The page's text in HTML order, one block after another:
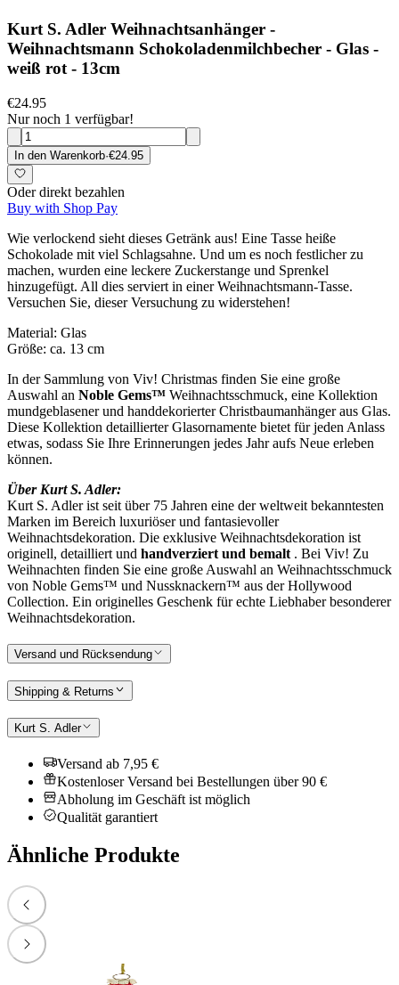
Kurt S. Adler Weihnachtsanhänger -
Weihnachtsmann Schokoladenmilchbecher - Glas -
weiß rot - 13cm
€24.95
Nur noch 1 verfügbar!
In den Warenkorb·€24.95
Oder direkt bezahlen
Buy with Shop Pay
Wie verlockend sieht dieses Getränk aus! Eine Tasse heiße
Schokolade mit viel Schlagsahne. Und um es noch festlicher zu
machen, wurden eine leckere Zuckerstange und Sprenkel
hinzugefügt. All dies serviert in einer Weihnachtsmann-Tasse.
Versuchen Sie, dieser Versuchung zu widerstehen!
Material: Glas
Größe: ca. 13 cm
In der Sammlung von Viv! Christmas finden Sie eine große
Auswahl an Noble Gems™ Weihnachtsschmuck, eine Kollektion
mundgeblasener und handdekorierter Christbaumanhänger aus Glas.
Diese Kollektion detaillierter Glasornamente bietet für jeden Anlass
etwas, sodass Sie Ihre Erinnerungen jedes Jahr aufs Neue erleben
können.
Über Kurt S. Adler:
Kurt S. Adler ist seit über 75 Jahren eine der weltweit bekanntesten
Marken im Bereich luxuriöser und fantasievoller
Weihnachtsdekoration. Die exklusive Weihnachtsdekoration ist
originell, detailliert und handverziert und bemalt . Bei Viv! Zu
Weihnachten finden Sie eine große Auswahl an Weihnachtsschmuck
von Noble Gems™ und Nussknackern™ aus der Hollywood
Collection. Ein originelles Geschenk für echte Liebhaber besonderer
Weihnachtsdekoration.
Versand und Rücksendung
Shipping & Returns
Kurt S. Adler
Versand ab 7,95 €
Kostenloser Versand bei Bestellungen über 90 €
Abholung im Geschäft ist möglich
Qualität garantiert
Ähnliche Produkte